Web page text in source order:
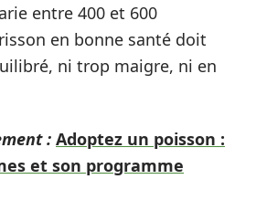
entre 400 et 600
en bonne santé doit
ni trop maigre, ni en
: Adoptez un poisson :
et son programme